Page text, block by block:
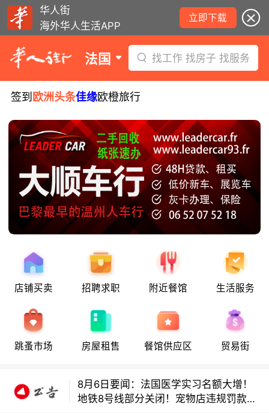
华人街
海外华人生活APP
立即下载
法国 找工作 找房子 找服务
签到 欧洲头条佳缘欧橙旅行
店铺买卖 招聘求职 附近餐馆 生活服务
跳蚤市场 房屋租售 餐馆供应区 贸易街
8月6日要闻：法国医学实习名额大增！
炉！
巴黎地铁音乐家海选启动！
地铁8号线部分关闭！宠物店违规罚款出
炉！